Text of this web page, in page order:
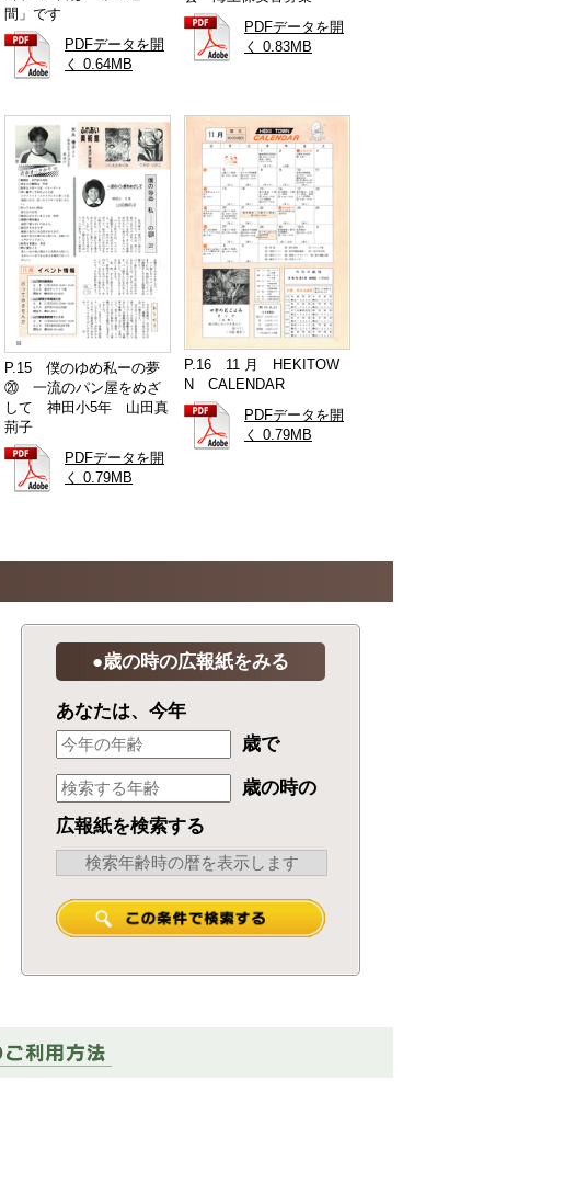
間」です
PDFデータを開
く 0.64MB
PDFデータを開
く 0.83MB
P.15 僕のゆめ私ーの夢
⑳ 一流のパン屋をめざ
して 神田小5年 山田真
荊子
PDFデータを開
く 0.79MB
P.16 11 月 HEKITOW
N CALENDAR
PDFデータを開
く 0.79MB
●歳の時の広報紙をみる
あなたは、今年
歳で
歳の時の
広報紙を検索する